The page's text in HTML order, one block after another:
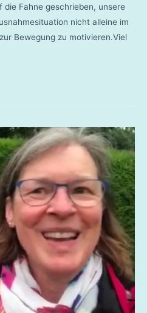
die Fahne geschrieben, unsere
nicht alleine im
Bewegung zu motivieren.Viel